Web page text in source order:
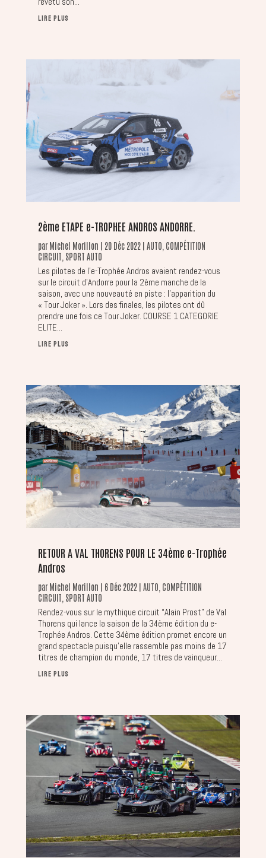
LIRE PLUS
2ème ETAPE e-TROPHEE ANDROS ANDORRE.
parMichel Morillon | 20 Déc 2022| AUTO COMPÉTITION
CIRCUIT SPORT AUTO
Les pilotes de l’e-Trophée Andros avaient rendez-vous
sur le circuit d’Andorre pour la 2ème manche de la
saison, avec une nouveauté en piste : l’apparition du
« Tour Joker ». Lors des finales, les pilotes ont dû
prendre une fois ce Tour Joker. COURSE 1 CATEGORIE
ELITE...
LIRE PLUS
RETOUR A VAL THORENS POUR LE 34ème e-Trophée
Andros
parMichel Morillon | 6 Déc 2022| AUTO COMPÉTITION
CIRCUIT SPORT AUTO
Rendez-vous sur le mythique circuit “Alain Prost” de Val
Thorens qui lance la saison de la 34ème édition du e-
Trophée Andros. Cette 34ème édition promet encore un
grand spectacle puisqu'elle rassemble pas moins de 17
titres de champion du monde, 17 titres de vainqueur...
LIRE PLUS